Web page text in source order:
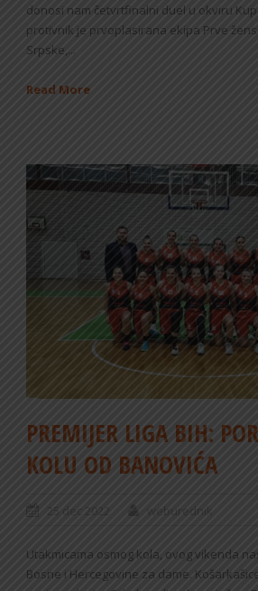
donosi nam četvrtfinalni duel u okviru
protivnik je prvoplasirana ekipa Prve
Srpske,...
Read More
PREMIJER LIGA BIH:
KOLU OD BANOVIĆA
25 dec 2022 weburednik
Utakmicama osmog kola, ovog vikenda
Bosne i Hercegovine za dame.